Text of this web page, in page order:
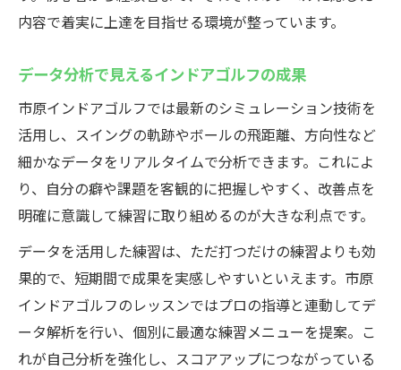
内容で着実に上達を目指せる環境が整っています。
データ分析で見えるインドアゴルフの成果
市原インドアゴルフでは最新のシミュレーション技術を
活用し、スイングの軌跡やボールの飛距離、方向性など
細かなデータをリアルタイムで分析できます。これによ
り、自分の癖や課題を客観的に把握しやすく、改善点を
明確に意識して練習に取り組めるのが大きな利点です。
データを活用した練習は、ただ打つだけの練習よりも効
果的で、短期間で成果を実感しやすいといえます。市原
インドアゴルフのレッスンではプロの指導と連動してデ
ータ解析を行い、個別に最適な練習メニューを提案。こ
れが自己分析を強化し、スコアアップにつながっている